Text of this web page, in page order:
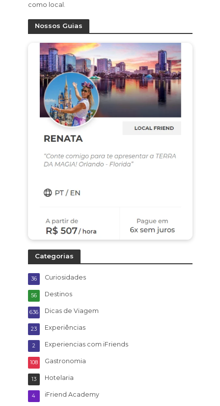
como local.
Nossos Guias
Categorias
Curiosidades
36
Destinos
56
Dicas de Viagem
636
Experiências
23
Experiencias com iFriends
2
Gastronomia
108
Hotelaria
13
iFriend Academy
4